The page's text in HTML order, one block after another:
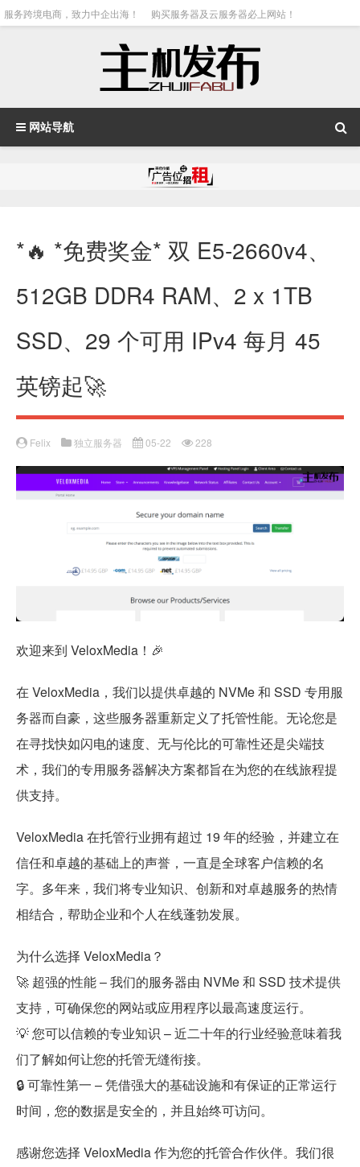
服务跨境电商，致力中企出海！ 购买服务器及云服务器必上网站！
网站导航
*🔥 *免费奖金* 双 E5-2660v4、
512GB DDR4 RAM、2 x 1TB
SSD、29 个可用 IPv4 每月 45
英镑起🚀
Felix 独立服务器 05-22 228
欢迎来到 VeloxMedia！🎉
在 VeloxMedia，我们以提供卓越的 NVMe 和 SSD 专用服
务器而自豪，这些服务器重新定义了托管性能。无论您是
在寻找快如闪电的速度、无与伦比的可靠性还是尖端技
术，我们的专用服务器解决方案都旨在为您的在线旅程提
供支持。
VeloxMedia 在托管行业拥有超过 19 年的经验，并建立在
信任和卓越的基础上的声誉，一直是全球客户信赖的名
字。多年来，我们将专业知识、创新和对卓越服务的热情
相结合，帮助企业和个人在线蓬勃发展。
为什么选择 VeloxMedia？
🚀 超强的性能 – 我们的服务器由 NVMe 和 SSD 技术提供
支持，可确保您的网站或应用程序以最高速度运行。
💡 您可以信赖的专业知识 – 近二十年的行业经验意味着我
们了解如何让您的托管无缝衔接。
🔒 可靠性第一 – 凭借强大的基础设施和有保证的正常运行
时间，您的数据是安全的，并且始终可访问。
感谢您选择 VeloxMedia 作为您的托管合作伙伴。我们很